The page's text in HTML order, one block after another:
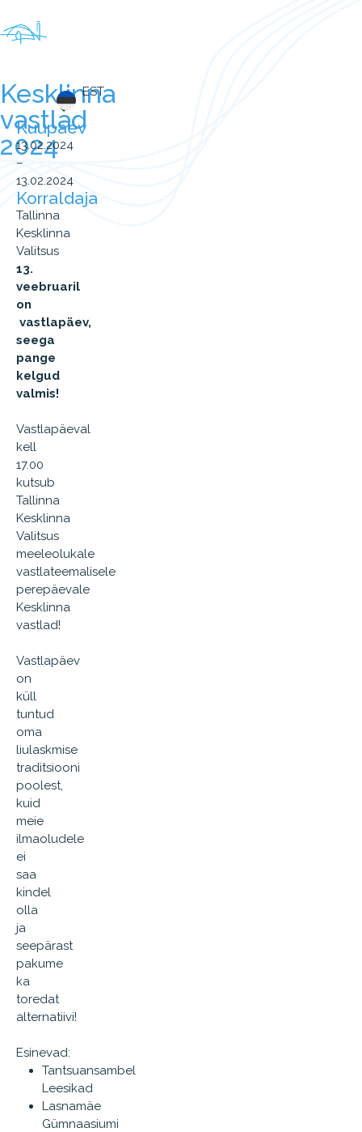
EST
Kesklinna
vastlad
2024
Kuupäev
13.02.2024
–
13.02.2024
Korraldaja
Tallinna
Kesklinna
Valitsus
13.
veebruaril
on
vastlapäev,
seega
pange
kelgud
valmis!
Vastlapäeval
kell
17.00
kutsub
Tallinna
Kesklinna
Valitsus
meeleolukale
vastlateemalisele
perepäevale
Kesklinna
vastlad!
Vastlapäev
on
küll
tuntud
oma
liulaskmise
traditsiooni
poolest,
kuid
meie
ilmaoludele
ei
saa
kindel
olla
ja
seepärast
pakume
ka
toredat
alternatiivi!
Esinevad:
Tantsuansambel
Leesikad
Lasnamäe
Gümnaasiumi